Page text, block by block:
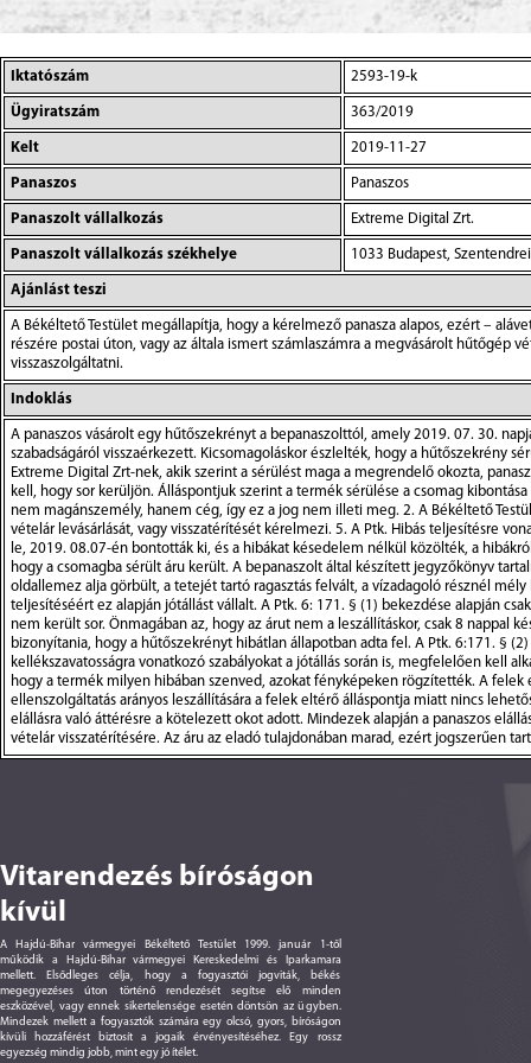
Iktatószám 2593-19-k
Ügyiratszám 363/2019
Kelt 2019-11-27
Panaszos Panaszos
Panaszolt vállalkozás Extreme Digital Zrt.
Panaszolt vállalkozás székhelye 1033 Budapest,
Ajánlást teszi
A Békéltető Testület megállapítja, hogy a kérelmező panasza alapos, ezért –
részére postai úton, vagy az általa ismert számlaszámra a megvásárolt hűtőgép
visszaszolgáltatni.
Indoklás
A panaszos vásárolt egy hűtőszekrényt a bepanaszolttól, amely 2019. 07. 30.
szabadságáról visszaérkezett. Kicsomagoláskor észlelték, hogy a hűtőszekrény
Extreme Digital Zrt-nek, akik szerint a sérülést maga a megrendelő okozta,
kell, hogy sor kerüljön. Álláspontjuk szerint a termék sérülése a csomag
nem magánszemély, hanem cég, így ez a jog nem illeti meg. 2. A Békéltető
vételár levásárlását, vagy visszatérítését kérelmezi. 5. A Ptk. Hibás teljesítésre
le, 2019. 08.07-én bontották ki, és a hibákat késedelem nélkül közölték, a
hogy a csomagba sérült áru került. A bepanaszolt által készített jegyzőkönyv
oldallemez alja görbült, a tetejét tartó ragasztás felvált, a vízadagoló résznél
teljesítéséért ez alapján jótállást vállalt. A Ptk. 6: 171. § (1) bekezdése alapján
nem került sor. Önmagában az, hogy az árut nem a leszállításkor, csak 8
bizonyítania, hogy a hűtőszekrényt hibátlan állapotban adta fel. A Ptk. 6:171. §
kellékszavatosságra vonatkozó szabályokat a jótállás során is, megfelelően kell
hogy a termék milyen hibában szenved, azokat fényképeken rögzítették. A
ellenszolgáltatás arányos leszállítására a felek eltérő álláspontja miatt nincs
elállásra való áttérésre a kötelezett okot adott. Mindezek alapján a panaszos
vételár visszatérítésére. Az áru az eladó tulajdonában marad, ezért jogszerűen
Vitarendezés bíróságon
kívül
A Hajdú-Bihar vármegyei Békéltető Testület 1999. január 1-től
működik a Hajdú-Bihar vármegyei Kereskedelmi és Iparkamara
mellett. Elsődleges célja, hogy a fogyasztói jogviták, békés
megegyezéses úton történő rendezését segítse elő minden
eszközével, vagy ennek sikertelensége esetén döntsön az ügyben.
Mindezek mellett a fogyasztók számára egy olcsó, gyors, bíróságon
kívüli hozzáférést biztosít a jogaik érvényesítéséhez. Egy rossz
egyezség mindig jobb, mint egy jó ítélet.